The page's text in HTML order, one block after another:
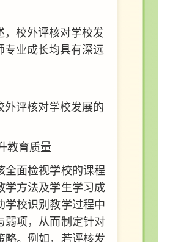
，校外评核对学校发
专业成长均具有深远
外评核对学校发展的
教育质量
全面检视学校的课程
学方法及学生学习成
学校识别教学过程中
弱项，从而制定针对
略。例如，若评核发